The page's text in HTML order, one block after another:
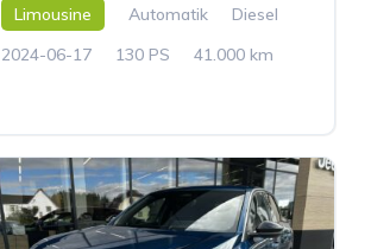
Limousine Automatik
Diesel
2024-06-17
130 PS 41.000 km